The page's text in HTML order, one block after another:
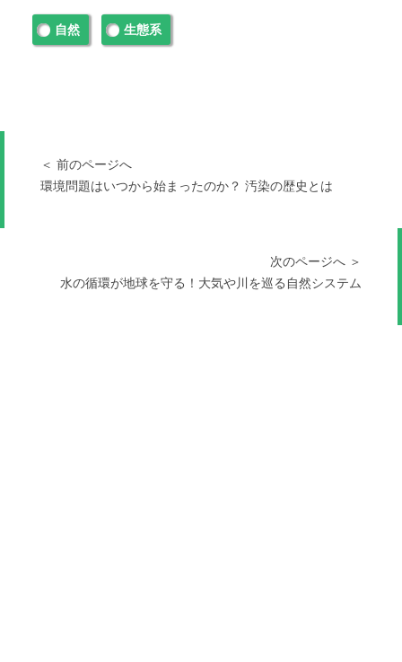
自然 生態系
＜ 前のページへ
環境問題はいつから始まったのか？ 汚染の歴史とは
次のページへ ＞
水の循環が地球を守る！大気や川を巡る自然システム